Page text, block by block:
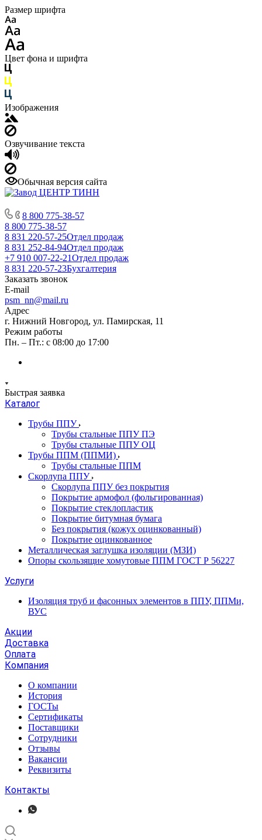
Размер шрифта
Цвет фона и шрифта
Изображения
Озвучивание текста
Обычная версия сайта
8 800 775-38-57
8 800 775-38-57
8 831 220-57-25Отдел продаж
8 831 252-84-94Отдел продаж
+7 910 007-22-21Отдел продаж
8 831 220-57-23Бухгалтерия
Заказать звонок
E-mail
psm_nn@mail.ru
Адрес
г. Нижний Новгород, ул. Памирская, 11
Режим работы
Пн. – Пт.: с 08:00 до 17:00
Быстрая заявка
Каталог
Трубы ППУ
Трубы стальные ППУ ПЭ
Трубы стальные ППУ ОЦ
Трубы ППМ (ППМИ)
Трубы стальные ППМ
Скорлупа ППУ
Скорлупа ППУ без покрытия
Покрытие армофол (фольгированная)
Покрытие стеклопластик
Покрытие битумная бумага
Без покрытия (кожух оцинкованный)
Покрытие оцинкованное
Металлическая заглушка изоляции (МЗИ)
Опоры скользящие хомутовые ППМ ГОСТ Р 56227
Услуги
Изоляция труб и фасонных элементов в ППУ, ППМи,
ВУС
Акции
Доставка
Оплата
Компания
О компании
История
ГОСТы
Сертификаты
Поставщики
Сотрудники
Отзывы
Вакансии
Реквизиты
Контакты